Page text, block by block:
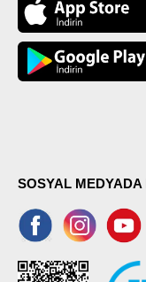
SOSYAL MEDYADA